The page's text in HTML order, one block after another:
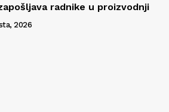
radnike u proizvodnji
2026